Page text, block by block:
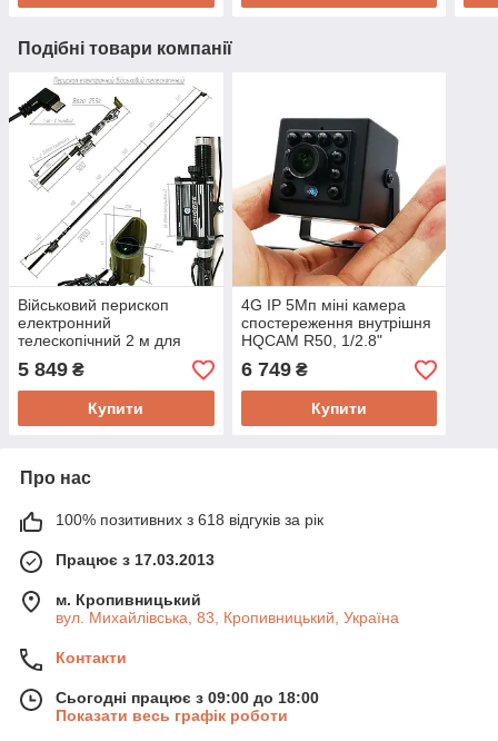
Подібні товари компанії
Військовий перископ
електронний
телескопічний 2 м для
смартфона, 4K, TYPE-C,
SONY IMX179 F1.8
HQCAM Tactical 2TL
5 849 ₴
Купити
4G IP 5Мп міні камера
спостереження внутрішня
HQCAM R50, 1/2.8"
IMX335, F=3.6 мм, SD до
128Гб, IR 940нМ, QuadHD
6 749₴
Купити
Про нас
100% позитивних з 618 відгуків за рік
Працює з 17.03.2013
м. Кропивницький
вул. Михайлівська, 83, Кропивницький, Україна
Контакти
Сьогодні працює з 09:00 до 18:00
Показати весь графік роботи